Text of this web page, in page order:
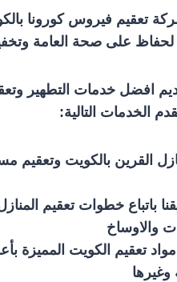
تعقيم فيروس كورونا
لحفاظ على صحة العامة
افضل خدمات التطهير
الخدمات التالية:
القرين بالكويت وتعقيم
باتباع خطوات تعقيم
والاوساخ
تعقيم الكويت المميزة
وغيرها